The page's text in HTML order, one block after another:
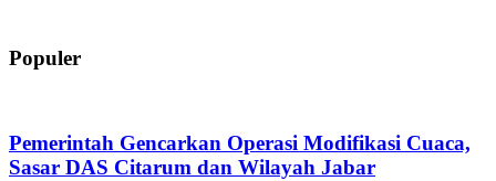
Populer
Pemerintah Gencarkan Operasi Modifikasi Cuaca,
Sasar DAS Citarum dan Wilayah Jabar